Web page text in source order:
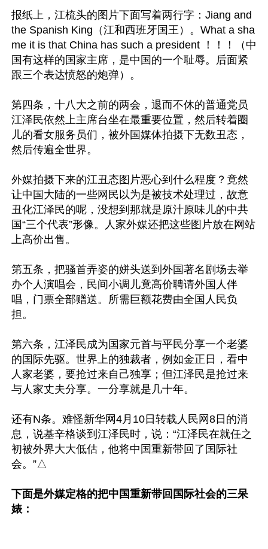
报纸上，江梳头的图片下面写着两行字：Jiang and
the Spanish King（江和西班牙国王）。What a sha
me it is that China has such a president ！！！（中
国有这样的国家主席，是中国的一个耻辱。后面紧
跟三个表达愤怒的炮弹）。
第四条，十八大之前的两会，退而不休的普通党员
江泽民依然上主席台坐在最重要位置，然后转着圈
儿的看女服务员们，被外国媒体拍摄下无数丑态，
然后传遍全世界。
外媒拍摄下来的江丑态图片恶心到什么程度？竟然
让中国大陆的一些网民以为是被技术处理过，故意
丑化江泽民的呢，没想到那就是原汁原味儿的中共
国“三个代表”形像。人家外媒还把这些图片放在网站
上高价出售。
第五条，把骚首弄姿的姘头送到外国著名剧场去举
办个人演唱会，民间小调儿竟高价聘请外国人伴
唱，门票全部赠送。所需巨额花费由全国人民负
担。
第六条，江泽民成为国家元首与平民分享一个老婆
的国际先驱。世界上的独裁者，例如金正日，看中
人家老婆，要抢过来自己独享；但江泽民是抢过来
与人家丈夫分享。一分享就是几十年。
还有N条。难怪新华网4月10日转载人民网8日的消
息，说基辛格谈到江泽民时，说：“江泽民在就任之
初被外界大大低估，他将中国重新带回了国际社
会。”△
下面是外媒定格的把中国重新带回国际社会的三呆
婊：